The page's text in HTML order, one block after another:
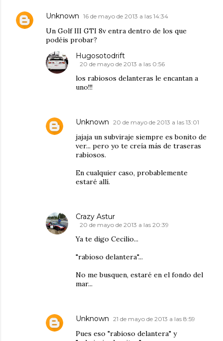
Unknown 16 de mayo de 2013 a las 14:34
Un Golf III GTI 8v entra dentro de los que
podéis probar?
Hugosotodrift
20 de mayo de 2013 a las 0:56
los rabiosos delanteras le encantan a
uno!!!
Unknown 20 de mayo de 2013 a las 13:01
jajaja un subviraje siempre es bonito de
ver... pero yo te creía más de traseras
rabiosos.
En cualquier caso, probablemente
estaré allí.
Crazy Astur
20 de mayo de 2013 a las 20:39
Ya te digo Cecilio...
"rabioso delantera"...
No me busquen, estaré en el fondo del
mar...
Unknown 21 de mayo de 2013 a las 8:59
Pues eso "rabioso delantera" y